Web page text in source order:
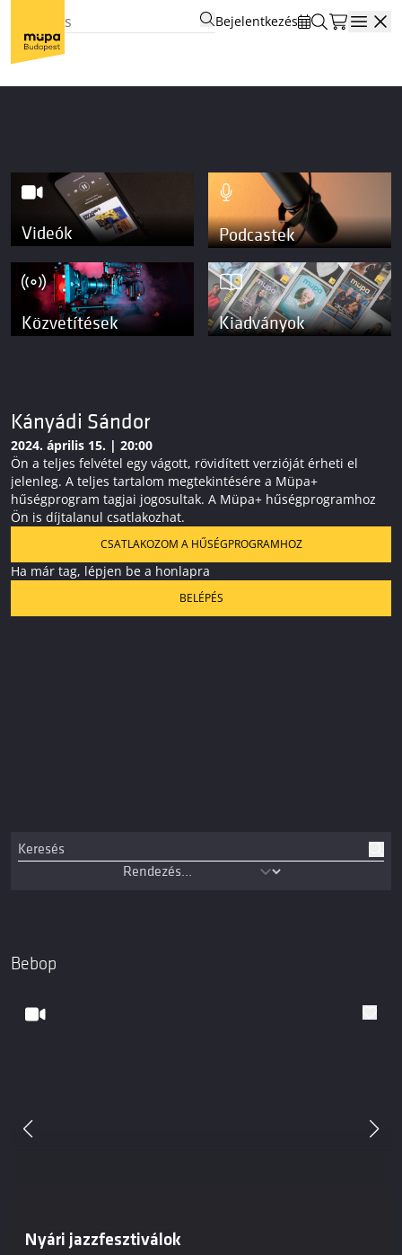
Bejelentkezés
Videók Podcastek
Közvetítések Kiadványok
Kányádi Sándor
2024. április 15. | 20:00
Ön a teljes felvétel egy vágott, rövidített verzióját érheti el
jelenleg. A teljes tartalom megtekintésére a Müpa+
hűségprogram tagjai jogosultak. A Müpa+ hűségprogramhoz
Ön is díjtalanul csatlakozhat.
CSATLAKOZOM A HŰSÉGPROGRAMHOZ
Ha már tag, lépjen be a honlapra
BELÉPÉS
Bebop
Nyári jazzfesztiválok